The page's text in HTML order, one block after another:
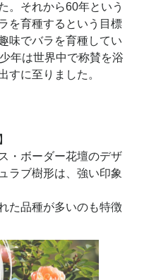
。それから60年という
を育種するという目標
味でバラを育種してい
年は世界中で称賛を浴
すに至りました。
・ボーダー花壇のデザ
ラブ樹形は、強い印象
た品種が多いのも特徴